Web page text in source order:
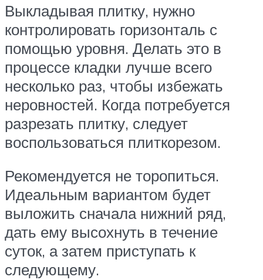
Выкладывая плитку, нужно
контролировать горизонталь с
помощью уровня. Делать это в
процессе кладки лучше всего
несколько раз, чтобы избежать
неровностей. Когда потребуется
разрезать плитку, следует
воспользоваться плиткорезом.
Рекомендуется не торопиться.
Идеальным вариантом будет
выложить сначала нижний ряд,
дать ему высохнуть в течение
суток, а затем приступать к
следующему.